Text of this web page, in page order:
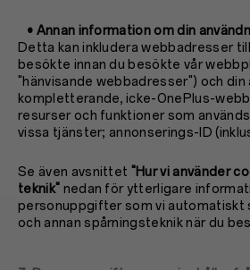
• Annan information om din
Detta kan inkludera webbadresser
besökte innan du besökte vår
"hänvisande webbadresser") och din
kompletterande, icke-OnePlus-
resurser och funktioner som
vissa tjänster; annonserings-ID
Se även avsnittet "Hur vi använder
teknik" nedan för ytterligare
personuppgifter som vi automatiskt
och annan spårningsteknik när du